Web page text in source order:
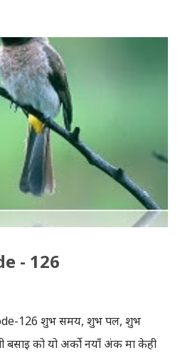
आउँदैछ कि, कुनै कुरा अनलाइनमा
नै हामी आफ्नो कम्प्युटरबाट
प्रिन्ट गर्न सक्छौँ ! कहिलेकाँही घरमा
भए यही फोनबाट पठाइदिन्थेँ
यस्तो कुरा सम्भव नहोला भन्न सकिन्न
! बाल्टिन चाहियो भने, बाहिर बजार
आफूलाई मन परेको बाल्टिन
गर्यो, अनि प्रिन्टरबाट प्रिन्ट गर्यो !...
- 126
126 शुभ समय, शुभ पल, शुभ
बसाइ को यो अर्को नयाँ अंक मा केही